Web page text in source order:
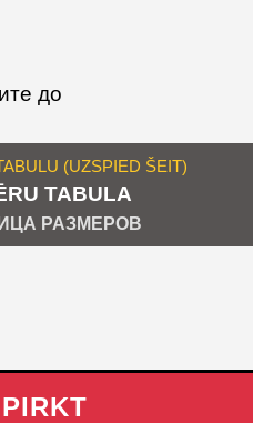
до
(UZSPIED ŠEIT)
TABULA
РАЗМЕРОВ
PIRKT